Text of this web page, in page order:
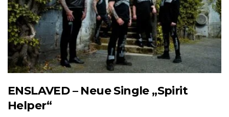
ENSLAVED – Neue Single „Spirit
Helper“